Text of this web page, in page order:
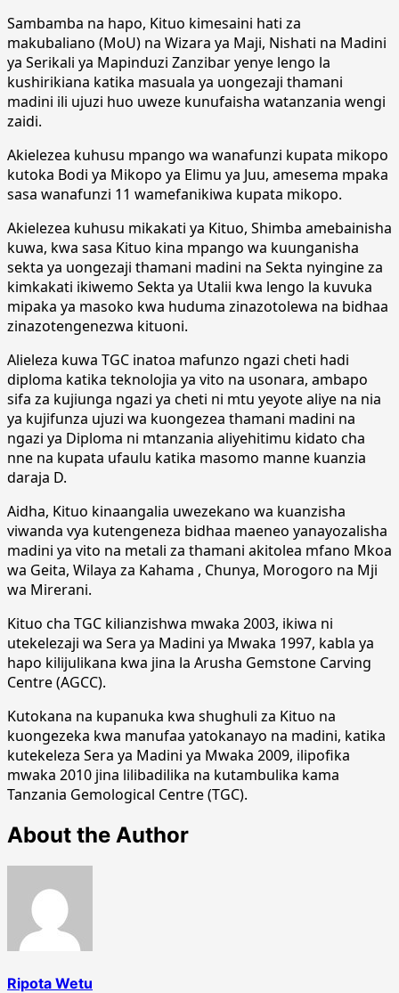
Sambamba na hapo, Kituo kimesaini hati za
makubaliano (MoU) na Wizara ya Maji, Nishati na Madini
ya Serikali ya Mapinduzi Zanzibar yenye lengo la
kushirikiana katika masuala ya uongezaji thamani
madini ili ujuzi huo uweze kunufaisha watanzania wengi
zaidi.
Akielezea kuhusu mpango wa wanafunzi kupata mikopo
kutoka Bodi ya Mikopo ya Elimu ya Juu, amesema mpaka
sasa wanafunzi 11 wamefanikiwa kupata mikopo.
Akielezea kuhusu mikakati ya Kituo, Shimba amebainisha
kuwa, kwa sasa Kituo kina mpango wa kuunganisha
sekta ya uongezaji thamani madini na Sekta nyingine za
kimkakati ikiwemo Sekta ya Utalii kwa lengo la kuvuka
mipaka ya masoko kwa huduma zinazotolewa na bidhaa
zinazotengenezwa kituoni.
Alieleza kuwa TGC inatoa mafunzo ngazi cheti hadi
diploma katika teknolojia ya vito na usonara, ambapo
sifa za kujiunga ngazi ya cheti ni mtu yeyote aliye na nia
ya kujifunza ujuzi wa kuongezea thamani madini na
ngazi ya Diploma ni mtanzania aliyehitimu kidato cha
nne na kupata ufaulu katika masomo manne kuanzia
daraja D.
Aidha, Kituo kinaangalia uwezekano wa kuanzisha
viwanda vya kutengeneza bidhaa maeneo yanayozalisha
madini ya vito na metali za thamani akitolea mfano Mkoa
wa Geita, Wilaya za Kahama , Chunya, Morogoro na Mji
wa Mirerani.
Kituo cha TGC kilianzishwa mwaka 2003, ikiwa ni
utekelezaji wa Sera ya Madini ya Mwaka 1997, kabla ya
hapo kilijulikana kwa jina la Arusha Gemstone Carving
Centre (AGCC).
Kutokana na kupanuka kwa shughuli za Kituo na
kuongezeka kwa manufaa yatokanayo na madini, katika
kutekeleza Sera ya Madini ya Mwaka 2009, ilipofika
mwaka 2010 jina lilibadilika na kutambulika kama
Tanzania Gemological Centre (TGC).
About the Author
Ripota Wetu